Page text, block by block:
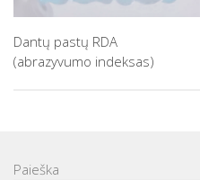
Dantų pastų RDA
(abrazyvumo indeksas)
Paieška